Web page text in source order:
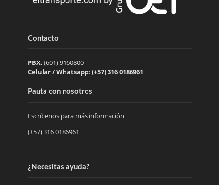
Contacto
PBX: (601) 9160800
Celular / Whatsapp: (+57) 316 0186961
Pauta con nosotros
Escríbenos para más información
(+57) 316 0186961
¿Necesitas ayuda?